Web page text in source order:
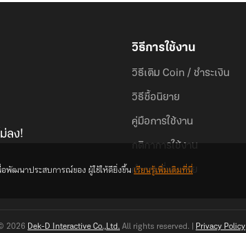
ลง!
วิธีการใช้งาน
วิธีเติม Coin / ชำระเงิน
วิธีซื้อนิยาย
คู่มือการใช้งาน
กติกาการใช้งาน
คำถามที่พบบ่อย
2026 Dek-D Interactive Co.,Ltd. All rights reserved. | Privacy Policy
พัฒนาประสบการณ์ของ ผู้ใช้ให้ดียิ่งขึ้นเรียนรู้เพิ่มเติมที่นี่